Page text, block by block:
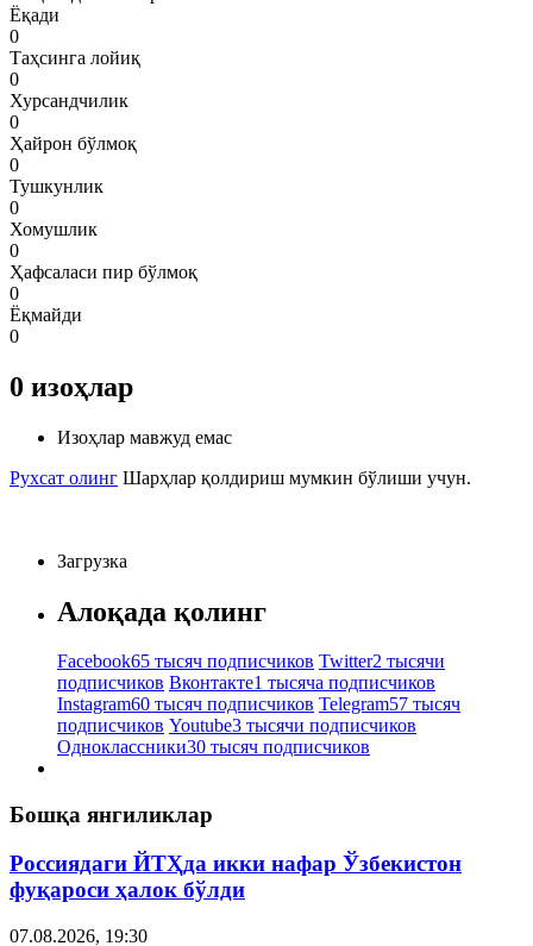
Ёқади
0
Таҳсинга лойиқ
0
Хурсандчилик
0
Ҳайрон бўлмоқ
0
Тушкунлик
0
Хомушлик
0
Ҳафсаласи пир бўлмоқ
0
Ёқмайди
0
0 изоҳлар
Изоҳлар мавжуд емас
Рухсат олинг Шарҳлар қолдириш мумкин бўлиши учун.
Загрузка
Алоқада қолинг
Facebook65 тысяч подписчиков Twitter2 тысячи
подписчиков Вконтакте1 тысяча подписчиков
Instagram60 тысяч подписчиков Telegram57 тысяч
подписчиков Youtube3 тысячи подписчиков
Одноклассники30 тысяч подписчиков
Бошқа янгиликлар
Россиядаги ЙТҲда икки нафар Ўзбекистон
фуқароси ҳалок бўлди
07.08.2026, 19:30